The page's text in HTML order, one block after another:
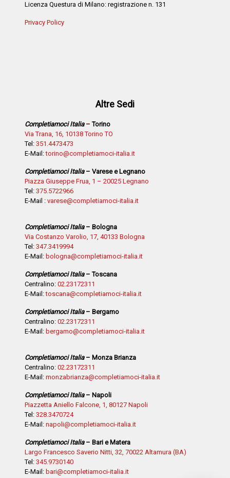
Licenza Questura di Milano: registrazione n. 131
Privacy Policy
Altre Sedi
Completiamoci Italia – Torino
Via Trana, 16, 10138 Torino TO
Tel: 351.4473473
E-Mail:torino@completiamoci-italia.it
Completiamoci Italia– Varese e Legnano
Piazza Giuseppe Frua, 1 – 20025 Legnano
Tel: 375.5722966
E-Mail : varese@completiamoci-italia.it
Completiamoci Italia– Bologna
Via Costanzo Varolio, 17, 40133 Bologna
Tel: 347.3419994
E-Mail: bologna@completiamoci-italia.it
Completiamoci Italia– Toscana
Centralino: 02.23172311
E-Mail:toscana@completiamoci-italia.it
Completiamoci Italia– Bergamo
Centralino: 02.23172311
E-Mail: bergamo@completiamoci-italia.it
Completiamoci Italia– Monza Brianza
Centralino: 02.23172311
E-Mail: monzabrianza@completiamoci-italia.it
Completiamoci Italia– Napoli
Piazzetta Aniello Falcone, 1, 80127 Napoli
Tel: 328.3470724
E-Mail: napoli@completiamoci-italia.it
Completiamoci Italia– Bari e Matera
Largo Francesco Saverio Nitti, 32, 70022 Altamura (BA)
Tel: 345.9730140
E-Mail: bari@completiamoci-italia.it